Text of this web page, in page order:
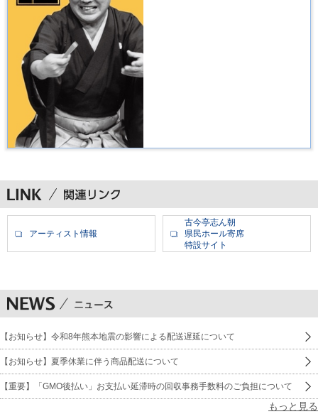
アーティスト情報
古今亭志ん朝
県民ホール寄席
特設サイト
【お知らせ】令和8年熊本地震の影響による配送遅延について
【お知らせ】夏季休業に伴う商品配送について
【重要】「GMO後払い」お支払い延滞時の回収事務手数料のご負担について
もっと見る